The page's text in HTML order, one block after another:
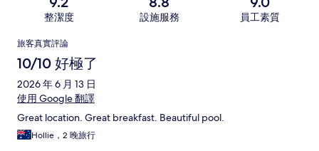
整潔度 設施服務 員工素質
評
論
旅客真實評論
10/10 好極了
2026 年 6 月 13 日
使用 Google 翻譯
Great location. Great breakfast. Beautiful pool.
Hollie，2 晚旅行